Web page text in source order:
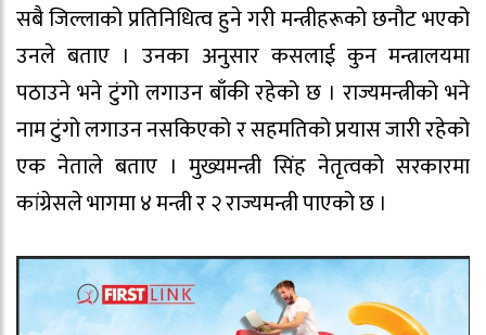
सबै जिल्लाको प्रतिनिधित्व हुने गरी मन्त्रीहरूको छनौट भएको
उनले बताए । उनका अनुसार कसलाई कुन मन्त्रालयमा
पठाउने भने टुंगो लगाउन बाँकी रहेको छ । राज्यमन्त्रीको भने
नाम टुंगो लगाउन नसकिएको र सहमतिको प्रयास जारी रहेको
एक नेताले बताए । मुख्यमन्त्री सिंह नेतृत्वको सरकारमा
कांग्रेसले भागमा ४ मन्त्री र २ राज्यमन्त्री पाएको छ ।